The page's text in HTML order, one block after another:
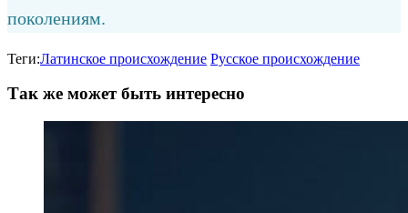
поколениям.
Теги:Латинское происхождение Русское происхождение
Так же может быть интересно